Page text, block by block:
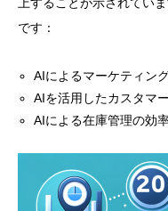
です：
AIによるマーケティン
AIを活用したカスタマ
AIによる在庫管理の効